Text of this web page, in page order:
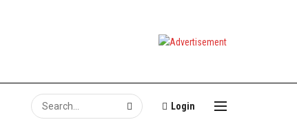
Login